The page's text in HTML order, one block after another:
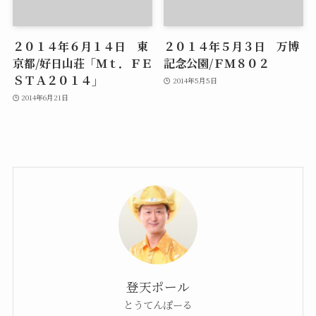
２０１４年６月１４日 東
京都/好日山荘「Ｍｔ．ＦＥ
ＳＴＡ２０１４」
2014年6月21日
２０１４年５月３日 万博
記念公園/ＦＭ８０２
2014年5月5日
登天ポール
とうてんぽーる